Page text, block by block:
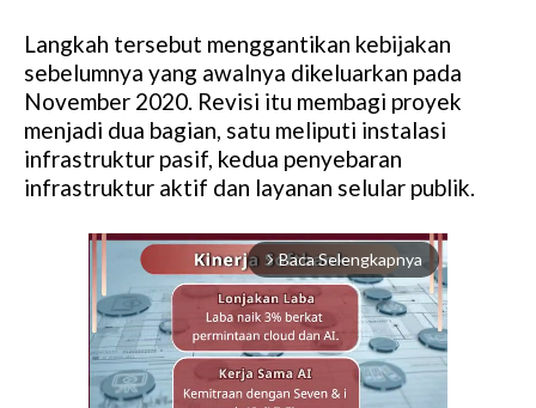
Langkah tersebut menggantikan kebijakan
sebelumnya yang awalnya dikeluarkan pada
November 2020. Revisi itu membagi proyek
menjadi dua bagian, satu meliputi instalasi
infrastruktur pasif, kedua penyebaran
infrastruktur aktif dan layanan selular publik.
arrow_forward_ios Baca Selengkapnya